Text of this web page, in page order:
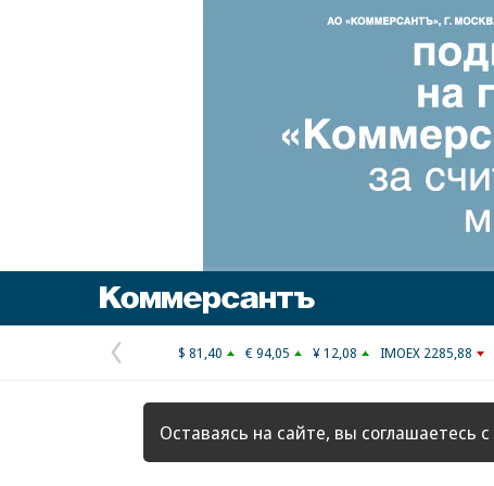
Предыдущая
страница
$ 81,40 € 94,05 ¥ 12,08 IMOEX 2285,88
Оставаясь на сайте, вы соглашаетесь с